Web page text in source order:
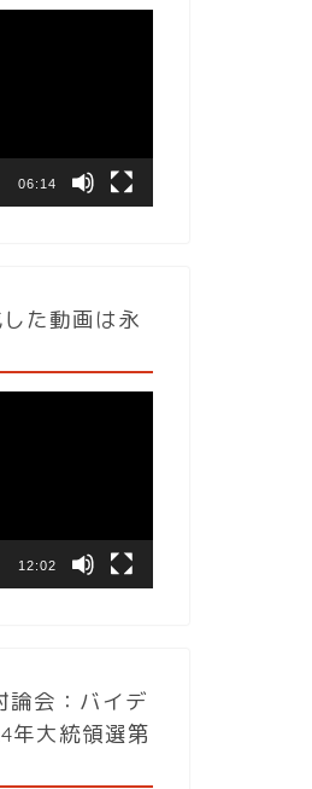
06:14
た動画は永
12:02
論会：バイデ
年大統領選第